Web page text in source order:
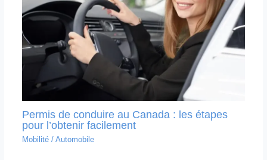
Permis de conduire au Canada : les étapes
pour l’obtenir facilement
Mobilité/ Automobile